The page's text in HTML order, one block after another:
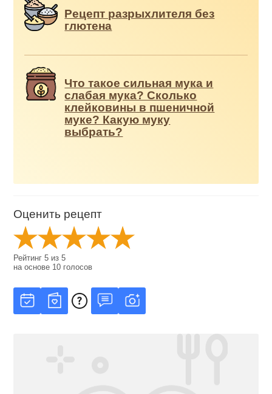
Рецепт разрыхлителя без
глютена
Что такое сильная мука и
слабая мука? Сколько
клейковины в пшеничной
муке? Какую муку
выбрать?
Оценить рецепт
Рейтинг5 из5
на основе 10 голосов